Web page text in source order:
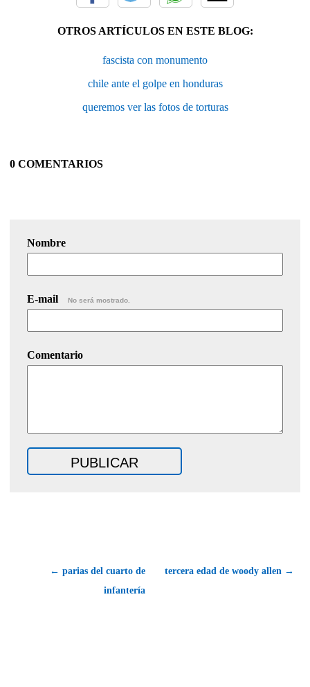
OTROS ARTÍCULOS EN ESTE BLOG:
fascista con monumento
chile ante el golpe en honduras
queremos ver las fotos de torturas
0 COMENTARIOS
Nombre
E-mail No será mostrado.
Comentario
← parias del cuarto de
infantería
tercera edad de woody allen →